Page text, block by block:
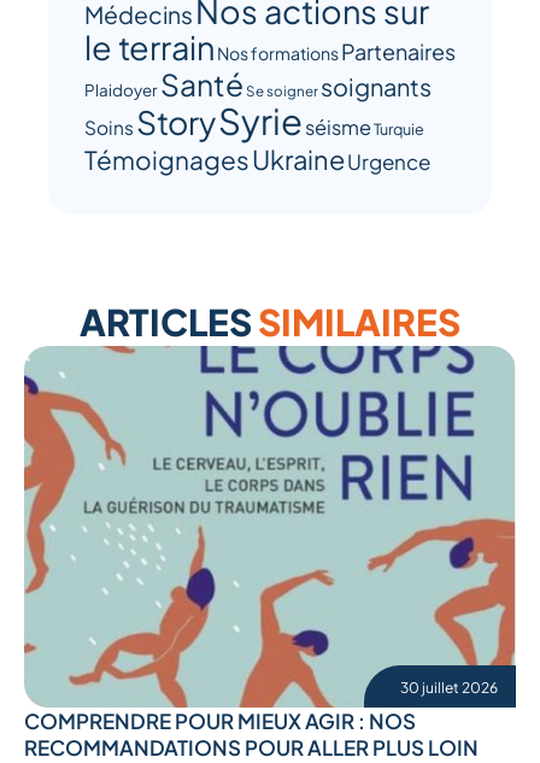
Médecins Nos actions sur
le terrain Nos formationsPartenaires
PlaidoyerSanté Se soigner soignants
Soins StorySyrieséismeTurquie
TémoignagesUkraineUrgence
ARTICLESSIMILAIRES
30 juillet 2026
COMPRENDRE POUR MIEUX AGIR : NOS
RECOMMANDATIONS POUR ALLER PLUS LOIN